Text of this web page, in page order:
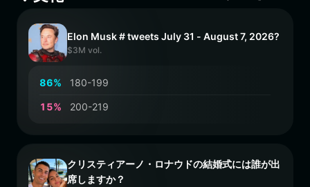
Elon Musk # tweets July 31 - August 7, 2026?
$3M vol.
86% 180-199
1 5% 200-219
クリスティアーノ・ロナウドの結婚式には誰が出
席しますか？